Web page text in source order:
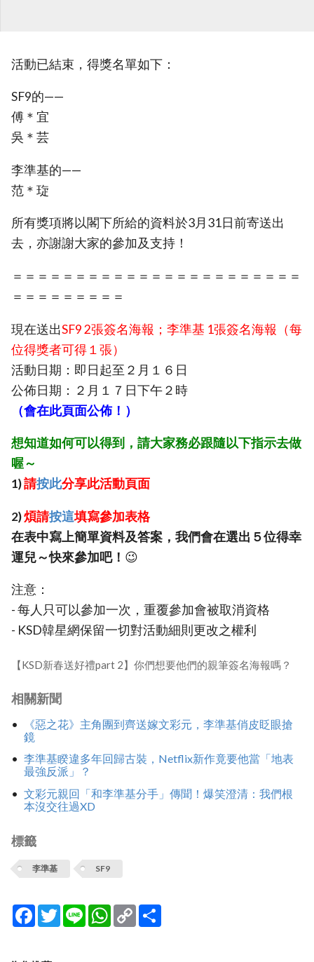
活動已結束，得獎名單如下：
SF9的——
傅＊宜
吳＊芸
李準基的——
范＊琁
所有獎項將以閣下所給的資料於3月31日前寄送出
去，亦謝謝大家的參加及支持！
＝＝＝＝＝＝＝＝＝＝＝＝＝＝＝＝＝＝＝＝＝＝＝
＝＝＝＝＝＝＝＝＝
現在送出SF9 2張簽名海報；李準基 1張簽名海報（每
位得獎者可得１張）
活動日期：即日起至２月１６日
公佈日期：２月１７日下午２時
（會在此頁面公佈！）
想知道如何可以得到，請大家務必跟隨以下指示去做
喔～
1)請按此分享此活動頁面
2)煩請按這填寫參加表格
在表中寫上簡單資料及答案，我們會在選出５位得幸
運兒～快來參加吧！ 😉
注意：
- 每人只可以參加一次，重覆參加會被取消資格
- KSD韓星網保留一切對活動細則更改之權利
【KSD新春送好禮part 2】你們想要他們的親筆簽名海報嗎？
相關新聞
《惡之花》主角團到齊送嫁文彩元，李準基俏皮眨眼搶
鏡
李準基睽違多年回歸古裝，Netflix新作竟要他當「地表
最強反派」？
文彩元親回「和李準基分手」傳聞！爆笑澄清：我們根
本沒交往過XD
標籤
李準基 SF9
Facebook
TwitterLine WhatsApp
Copy
Link